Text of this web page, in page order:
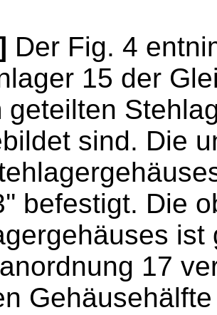
Der Fig. 4
15 der
geteilten
sind. Die
befestigt. Die
17